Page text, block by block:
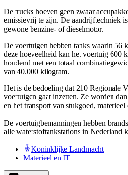
De trucks hoeven geen zwaar
emissievrij te zijn. De aandrijftechniek
gewone benzine- of dieselmotor.
De voertuigen hebben tanks waarin 56
deze hoeveelheid kan het voertuig 600
houdend met een totaal
van 40.000 kilogram.
Het is de bedoeling dat 210 Regionale
voertuigen gaat inzetten. Ze worden
en het transport van stukgoed, materieel
De voertuigbemanningen hebben
alle waterstoftankstations in Nederland
Koninklijke Landmacht
Materieel en IT